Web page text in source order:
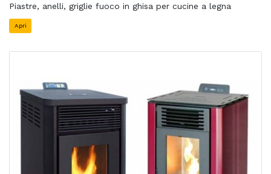
Piastre, anelli, griglie fuoco in ghisa per cucine a legna
Apri